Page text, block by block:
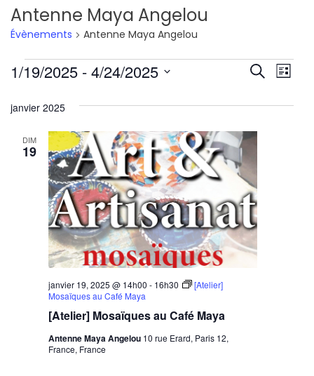
Antenne Maya Angelou
Évènements Antenne Maya Angelou
Évènements
et
de
vues
Recherche
Liste
1/19/2025 - 4/24/2025
une
janvier 2025
DIM
19
[Atelier] Mosaïques au Café Maya
janvier 19, 2025 @ 14h00 - 16h30
[Atelier]
Mosaïques au Café Maya
Antenne Maya Angelou 10 rue Erard, Paris 12,
France, France